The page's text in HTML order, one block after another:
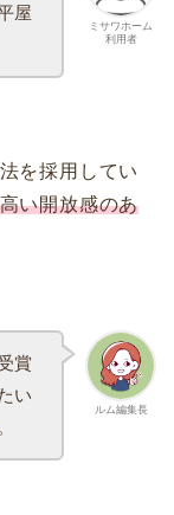
ミサワホーム
利用者
屋
を採用してい
い開放感のあ
ルム編集長
賞
い